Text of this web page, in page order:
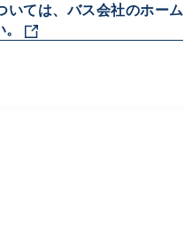
いては、バス会社のホーム